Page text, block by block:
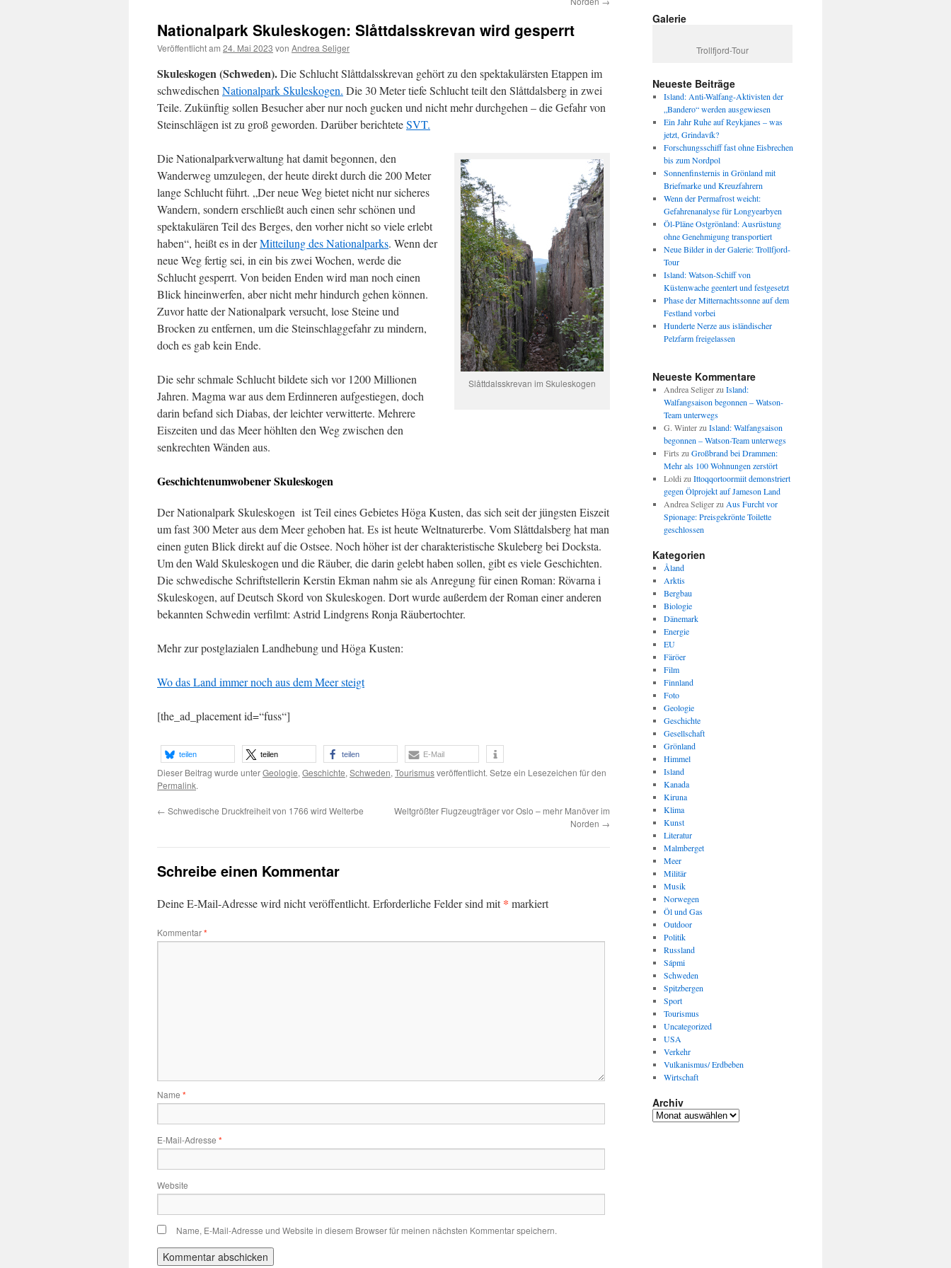
Nationalpark Skuleskogen: Slåttdalsskrevan wird gesperrt
Veröffentlicht am 24. Mai 2023 von Andrea Seliger
Skuleskogen (Schweden).Die Schlucht Slåttdalsskrevan gehört zu den spektakulärsten Etappen im
schwedischen Nationalpark Skuleskogen. Die 30 Meter tiefe Schlucht teilt den Slåttdalsberg in zwei
Teile. Zukünftig sollen Besucher aber nur noch gucken und nicht mehr durchgehen – die Gefahr von
Steinschlägen ist zu groß geworden. Darüber berichteteSVT.
Slåttdalsskrevan im Skuleskogen
Die Nationalparkverwaltung hat damit begonnen, den
Wanderweg umzulegen, der heute direkt durch die 200 Meter
lange Schlucht führt. „Der neue Weg bietet nicht nur sicheres
Wandern, sondern erschließt auch einen sehr schönen und
spektakulären Teil des Berges, den vorher nicht so viele erlebt
haben“, heißt es in derMitteilung des Nationalparks. Wenn der
neue Weg fertig sei, in ein bis zwei Wochen, werde die
Schlucht gesperrt. Von beiden Enden wird man noch einen
Blick hineinwerfen, aber nicht mehr hindurch gehen können.
Zuvor hatte der Nationalpark versucht, lose Steine und
Brocken zu entfernen, um die Steinschlaggefahr zu mindern,
doch es gab kein Ende.
Die sehr schmale Schlucht bildete sich vor 1200 Millionen
Jahren. Magma war aus dem Erdinneren aufgestiegen, doch
darin befand sich Diabas, der leichter verwitterte. Mehrere
Eiszeiten und das Meer höhlten den Weg zwischen den
senkrechten Wänden aus.
Geschichtenumwobener Skuleskogen
Der Nationalpark Skuleskogen ist Teil eines Gebietes Höga Kusten, das sich seit der jüngsten Eiszeit
um fast 300 Meter aus dem Meer gehoben hat. Es ist heute Weltnaturerbe. Vom Slåttdalsberg hat man
einen guten Blick direkt auf die Ostsee. Noch höher ist der charakteristische Skuleberg bei Docksta.
Um den Wald Skuleskogen und die Räuber, die darin gelebt haben sollen, gibt es viele Geschichten.
Die schwedische Schriftstellerin Kerstin Ekman nahm sie als Anregung für einen Roman: Rövarna i
Skuleskogen, auf Deutsch Skord von Skuleskogen. Dort wurde außerdem der Roman einer anderen
bekannten Schwedin verfilmt: Astrid Lindgrens Ronja Räubertochter.
Mehr zur postglazialen Landhebung und Höga Kusten:
Wo das Land immer noch aus dem Meer steigt
[the_ad_placement id=“fuss“]
teilen teilen teilen E-Mail
Dieser Beitrag wurde unterGeologie, Geschichte, Schweden, Tourismusveröffentlicht. Setze ein Lesezeichen für den
Permalink.
← Schwedische Druckfreiheit von 1766 wird Welterbe
Weltgrößter Flugzeugträger vor Oslo – mehr Manöver im
Norden →
Schreibe einen Kommentar
Deine E-Mail-Adresse wird nicht veröffentlicht. Erforderliche Felder sind mit* markiert
Kommentar*
Name *
E-Mail-Adresse *
Website
Name, E-Mail-Adresse und Website in diesem Browser für meinen nächsten Kommentar speichern.
Galerie
Trollfjord-Tour
Neueste Beiträge
Island: Anti-Walfang-Aktivisten der
„Bandero“ werden ausgewiesen
Ein Jahr Ruhe auf Reykjanes – was
jetzt, Grindavík?
Forschungsschiff fast ohne Eisbrechen
bis zum Nordpol
Sonnenfinsternis in Grönland mit
Briefmarke und Kreuzfahrern
Wenn der Permafrost weicht:
Gefahrenanalyse für Longyearbyen
Öl-Pläne Ostgrönland: Ausrüstung
ohne Genehmigung transportiert
Neue Bilder in der Galerie: Trollfjord-
Tour
Island: Watson-Schiff von
Küstenwache geentert und festgesetzt
Phase der Mitternachtssonne auf dem
Festland vorbei
Hunderte Nerze aus isländischer
Pelzfarm freigelassen
Neueste Kommentare
Andrea Seligerzu Island:
Walfangsaison begonnen – Watson-
Team unterwegs
G. Winterzu Island: Walfangsaison
begonnen – Watson-Team unterwegs
Firts zu Großbrand bei Drammen:
Mehr als 100 Wohnungen zerstört
Loldi zu Ittoqqortoormiit demonstriert
gegen Ölprojekt auf Jameson Land
Andrea Seligerzu Aus Furcht vor
Spionage: Preisgekrönte Toilette
geschlossen
Kategorien
Åland
Arktis
Bergbau
Biologie
Dänemark
Energie
EU
Färöer
Film
Finnland
Foto
Geologie
Geschichte
Gesellschaft
Grönland
Himmel
Island
Kanada
Kiruna
Klima
Kunst
Literatur
Malmberget
Meer
Militär
Musik
Norwegen
Öl und Gas
Outdoor
Politik
Russland
Sápmi
Schweden
Spitzbergen
Sport
Tourismus
Uncategorized
USA
Verkehr
Vulkanismus/ Erdbeben
Wirtschaft
Archiv
Archiv